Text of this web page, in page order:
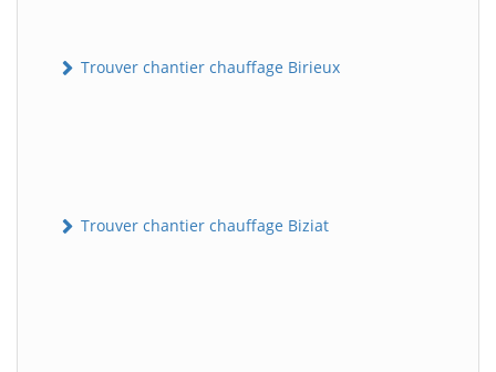
Trouver chantier chauffage Birieux
Trouver chantier chauffage Biziat